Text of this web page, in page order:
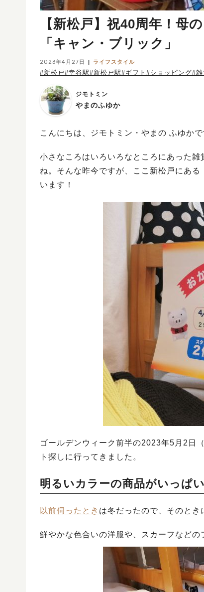
【新松戸】祝40周年！母
「キャン・ブリック」
2023年4月27日 ライフスタイル
#新松戸#幸谷駅#新松戸駅#ギフト #ショッピング#雑
ジモトミン
やまのふゆか
こんにちは、ジモトミン・やまの ふゆかで
小さなころはいろいろなところにあった
ね。そんな昨今ですが、ここ新松戸にあ
います！
ゴールデンウィーク前半の2023年5月2日
ト探しに行ってきました。
明るいカラーの商品がいっぱ
以前伺ったとき は冬だったので、そのとき
鮮やかな色合いの洋服や、スカーフなどの